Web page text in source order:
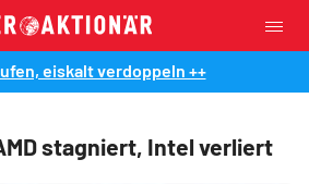
eiskalt verdoppeln ++
stagniert, Intel verliert